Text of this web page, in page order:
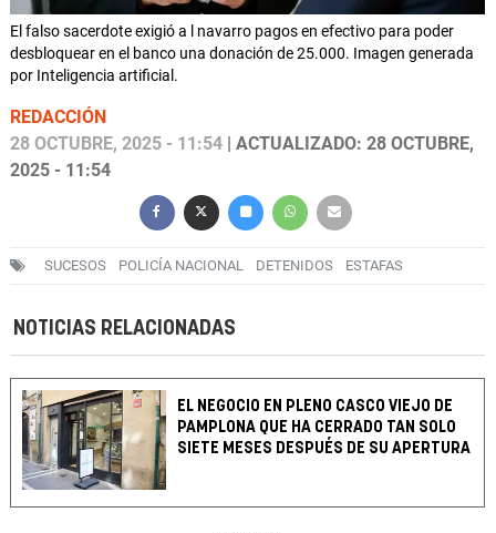
El falso sacerdote exigió a l navarro pagos en efectivo para poder
desbloquear en el banco una donación de 25.000. Imagen generada
por Inteligencia artificial.
REDACCIÓN
28 OCTUBRE, 2025 - 11:54 | ACTUALIZADO: 28 OCTUBRE,
2025 - 11:54
SUCESOS POLICÍA NACIONAL DETENIDOS ESTAFAS
NOTICIAS RELACIONADAS
EL NEGOCIO EN PLENO CASCO VIEJO DE
PAMPLONA QUE HA CERRADO TAN SOLO
SIETE MESES DESPUÉS DE SU APERTURA